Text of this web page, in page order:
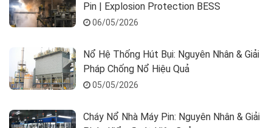
Pin | Explosion Protection BESS
06/05/2026
Nổ Hệ Thống Hút Bụi: Nguyên Nhân & Giải
Pháp Chống Nổ Hiệu Quả
05/05/2026
Cháy Nổ Nhà Máy Pin: Nguyên Nhân & Giải